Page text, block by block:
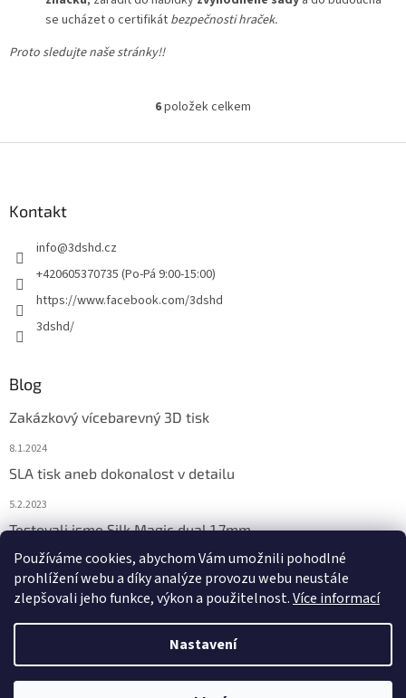
Používáme cookies, abychom Vám umožnili pohodlné
prohlížení webu a díky analýze provozu webu neustále
zlepšovali jeho funkce, výkon a použitelnost.Více informací
Nastavení
se ucházet o certifikát bezpečnosti hraček.
Proto sledujte naše stránky!!
O
l
r
k
u
6položek celkem
Kontakt
info@3dshd.cz
+420605370735 (Po-Pá 9:00-15:00)
https://www.facebook.com/3dshd
3dshd/
Blog
Zakázkový vícebarevný 3D tisk
8.1.2024
SLA tisk aneb dokonalost v detailu
5.2.2023
Testovali jsme Silk Magic dual 1,7mm
18.1.2023
Vytvořil Shoptet